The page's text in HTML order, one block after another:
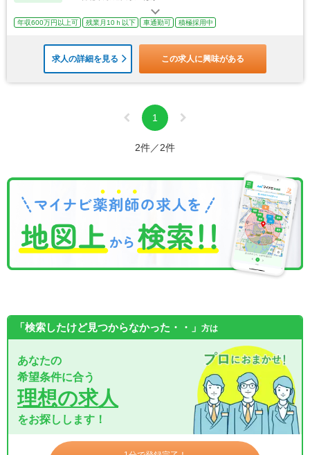
年収600万円以上可 残業月10ｈ以下 車通勤可 積極採用中
求人の詳細を見る この求人に興味がある
1
2件／2件
「検索したけど見つからなかった・・」 方は
あなたの
希望条件に合う
理想の求人
をお探しします！